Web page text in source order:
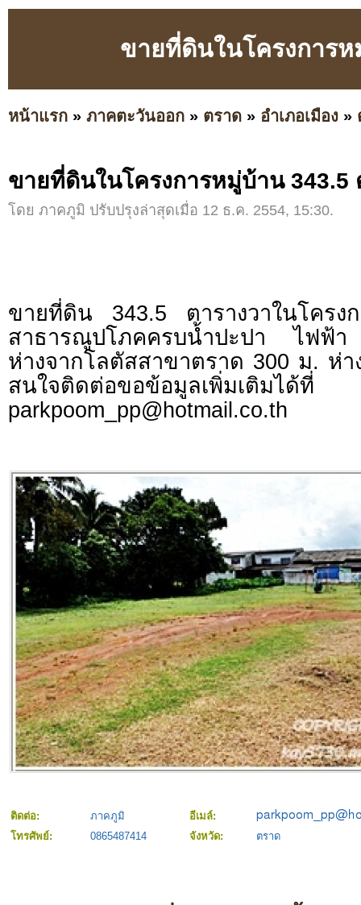
ขายที่ดินในโครงการห
หน้าแรก » ภาคตะวันออก » ตราด » อำเภอเมือง »
ขายที่ดินในโครงการหมู่บ้าน 343.5
โดย ภาคภูมิ ปรับปรุงล่าสุดเมื่อ 12 ธ.ค. 2554, 15:30.
ขายที่ดิน 343.5 ตารางวาในโครง
สาธารณูปโภคครบน้ำปะปา ไฟฟ้
ห่างจากโลตัสสาขาตราด 300 ม. ห่า
สนใจติดต่อขอข้อมูลเพิ่มเติมได้
parkpoom_pp@hotmail.co.th
ติดต่อ: ภาคภูมิ
อีเมล์:
โทรศัพย์:
0865487414 จังหวัด: ตราด